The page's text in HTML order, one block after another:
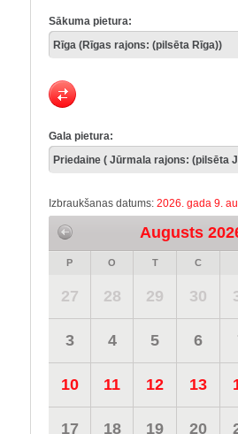
Sākuma pietura:
Gala pietura:
Izbraukšanas datums: 2026. gada 9.
Augusts
P O T C
27 28 29 30
3 4 5 6
10 11 12 13
17 18 19 20